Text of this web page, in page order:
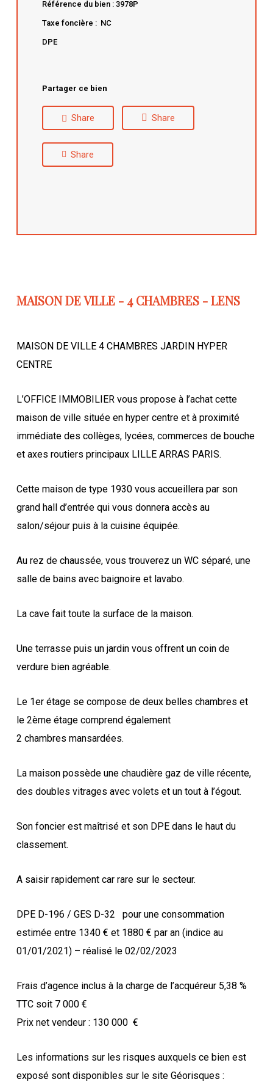
Référence du bien : 3978P
Taxe foncière : NC
DPE
Partager ce bien
Share Share
Share
MAISON DE VILLE - 4 CHAMBRES - LENS
MAISON DE VILLE 4 CHAMBRES JARDIN HYPER
CENTRE
L’OFFICE IMMOBILIER vous propose à l’achat cette
maison de ville située en hyper centre et à proximité
immédiate des collèges, lycées, commerces de bouche
et axes routiers principaux LILLE ARRAS PARIS.
Cette maison de type 1930 vous accueillera par son
grand hall d’entrée qui vous donnera accès au
salon/séjour puis à la cuisine équipée.
Au rez de chaussée, vous trouverez un WC séparé, une
salle de bains avec baignoire et lavabo.
La cave fait toute la surface de la maison.
Une terrasse puis un jardin vous offrent un coin de
verdure bien agréable.
Le 1er étage se compose de deux belles chambres et
le 2ème étage comprend également
2 chambres mansardées.
La maison possède une chaudière gaz de ville récente,
des doubles vitrages avec volets et un tout à l’égout.
Son foncier est maîtrisé et son DPE dans le haut du
classement.
A saisir rapidement car rare sur le secteur.
DPE D-196 / GES D-32
pour une consommation
estimée entre 1340 € et 1880 € par an (indice au
01/01/2021) – réalisé le 02/02/2023
Frais d’agence inclus à la charge de l’acquéreur 5,38 %
TTC soit 7 000 €
Prix net vendeur : 130 000 €
Les informations sur les risques auxquels ce bien est
exposé sont disponibles sur le site Géorisques :